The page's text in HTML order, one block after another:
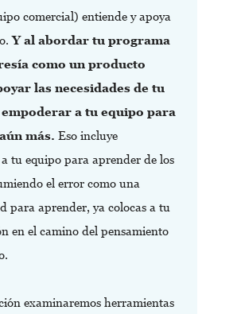
comercial) entiende y apoya
Y al abordar tu programa
como un producto
las necesidades de tu
empoderar a tu equipo para
más. Eso incluye
tu equipo para aprender de los
el error como una
para aprender, ya colocas a tu
en el camino del pensamiento
examinaremos herramientas